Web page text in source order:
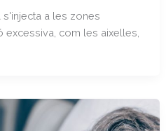
s'injecta a les zones
com les aixelles,